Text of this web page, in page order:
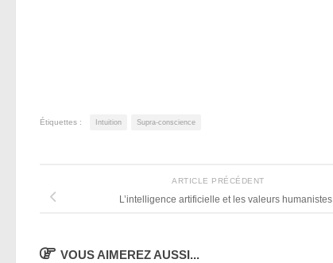
Étiquettes : Intuition Supra-conscience
ARTICLE PRÉCÉDENT
L’intelligence artificielle et les valeurs humanistes
VOUS AIMEREZ AUSSI...